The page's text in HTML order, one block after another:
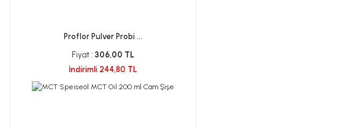
Proflor Pulver Probi ...
Fiyat : 306,00 TL
İndirimli 244,80 TL